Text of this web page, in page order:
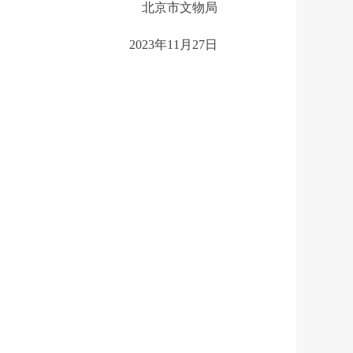
北京市文物局
2023年11月27日